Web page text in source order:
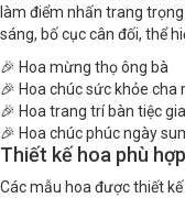
làm điểm nhấn trang
sáng, bố cục cân đối, thể
🎉 Hoa mừng thọ ông bà
🎉 Hoa chúc sức khỏe cha
🎉 Hoa trang trí bàn tiệc
🎉 Hoa chúc phúc ngày
Thiết kế hoa phù
Các mẫu hoa được thiết